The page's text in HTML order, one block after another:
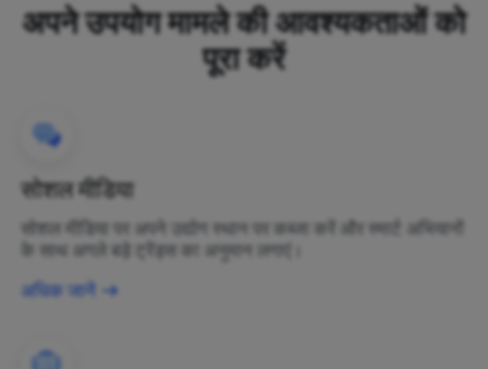
अपने उपयोग मामले की आवश्यकताओं को
पूरा करें
सोशल मीडिया
सोशल मीडिया पर अपने उद्योग स्थान पर कब्जा करें और स्मार्ट अभियानों
के साथ अगले बड़े ट्रेंड्स का अनुमान लगाएं।
अधिक जानें